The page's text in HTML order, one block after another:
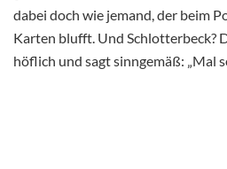
dabei doch wie jemand, der beim
Karten blufft. Und Schlotterbeck?
höflich und sagt sinngemäß: „Mal